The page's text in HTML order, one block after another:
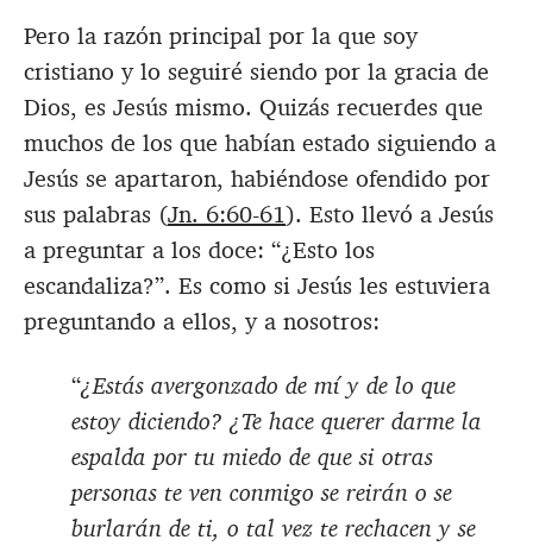
Pero la razón principal por la que soy
cristiano y lo seguiré siendo por la gracia de
Dios, es Jesús mismo. Quizás recuerdes que
muchos de los que habían estado siguiendo a
Jesús se apartaron, habiéndose ofendido por
sus palabras (Jn. 6:60-61). Esto llevó a Jesús
a preguntar a los doce: “¿Esto los
escandaliza?”. Es como si Jesús les estuviera
preguntando a ellos, y a nosotros:
“¿Estás avergonzado de mí y de lo que
estoy diciendo? ¿Te hace querer darme la
espalda por tu miedo de que si otras
personas te ven conmigo se reirán o se
burlarán de ti, o tal vez te rechacen y se